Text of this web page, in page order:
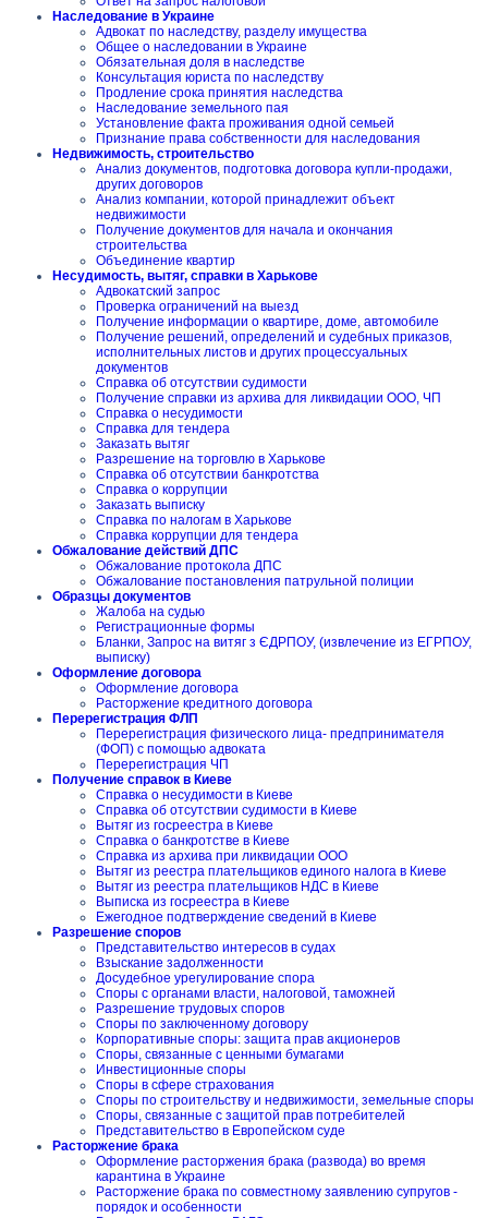
Наследование в Украине
Адвокат по наследству, разделу имущества
Общее о наследовании в Украине
Обязательная доля в наследстве
Консультация юриста по наследству
Продление срока принятия наследства
Наследование земельного пая
Установление факта проживания одной семьей
Признание права собственности для наследования
Недвижимость, строительство
Анализ документов, подготовка договора купли-продажи,
других договоров
Анализ компании, которой принадлежит объект
недвижимости
Получение документов для начала и окончания
строительства
Объединение квартир
Несудимость, вытяг, справки в Харькове
Адвокатский запрос
Проверка ограничений на выезд
Получение информации о квартире, доме, автомобиле
Получение решений, определений и судебных приказов,
исполнительных листов и других процессуальных
документов
Справка об отсутствии судимости
Получение справки из архива для ликвидации ООО, ЧП
Справка о несудимости
Справка для тендера
Заказать вытяг
Разрешение на торговлю в Харькове
Справка об отсутствии банкротства
Справка о коррупции
Заказать выписку
Справка по налогам в Харькове
Справка коррупции для тендера
Обжалование действий ДПС
Обжалование протокола ДПС
Обжалование постановления патрульной полиции
Образцы документов
Жалоба на судью
Регистрационные формы
Бланки, Запрос на витяг з ЄДРПОУ, (извлечение из ЕГРПОУ,
выписку)
Оформление договора
Оформление договора
Расторжение кредитного договора
Перерегистрация ФЛП
Перерегистрация физического лица- предпринимателя
(ФОП) с помощью адвоката
Перерегистрация ЧП
Получение справок в Киеве
Справка о несудимости в Киеве
Справка об отсутствии судимости в Киеве
Вытяг из госреестра в Киеве
Справка о банкротстве в Киеве
Справка из архива при ликвидации ООО
Вытяг из реестра плательщиков единого налога в Киеве
Вытяг из реестра плательщиков НДС в Киеве
Выписка из госреестра в Киеве
Ежегодное подтверждение сведений в Киеве
Разрешение споров
Представительство интересов в судах
Взыскание задолженности
Досудебное урегулирование спора
Споры с органами власти, налоговой, таможней
Разрешение трудовых споров
Споры по заключенному договору
Корпоративные споры: защита прав акционеров
Споры, связанные с ценными бумагами
Инвестиционные споры
Споры в сфере страхования
Споры по строительству и недвижимости, земельные споры
Споры, связанные с защитой прав потребителей
Представительство в Европейском суде
Расторжение брака
Оформление расторжения брака (развода) во время
карантина в Украине
Расторжение брака по совместному заявлению супругов -
порядок и особенности